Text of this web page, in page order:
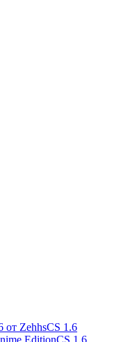
от ZehhsCS 1.6
EditionCS 1.6